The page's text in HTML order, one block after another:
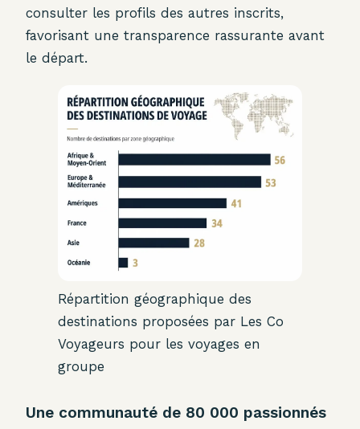
consulter les profils des autres inscrits,
favorisant une transparence rassurante avant
le départ.
Répartition géographique des
destinations proposées par Les Co
Voyageurs pour les voyages en
groupe
Une communauté de 80 000 passionnés